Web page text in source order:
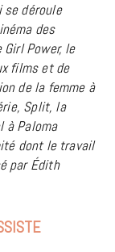
se déroule
des
Power, le
films et de
de la femme à
Split, la
à Paloma
dont le travail
par Édith